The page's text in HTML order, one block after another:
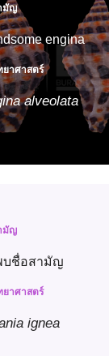
มัญ
engina
ยาศาสตร์
alveolata
มัญ
บชื่อสามัญ
ยาศาสตร์
ignea